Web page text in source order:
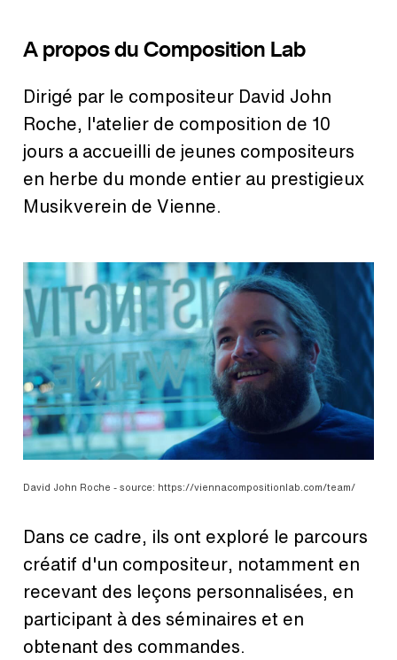
A propos du Composition Lab
Dirigé par le compositeur David John
Roche, l'atelier de composition de 10
jours a accueilli de jeunes compositeurs
en herbe du monde entier au prestigieux
Musikverein de Vienne.
David John Roche - source: https://viennacompositionlab.com/team/
Dans ce cadre, ils ont exploré le parcours
créatif d'un compositeur, notamment en
recevant des leçons personnalisées, en
participant à des séminaires et en
obtenant des commandes.